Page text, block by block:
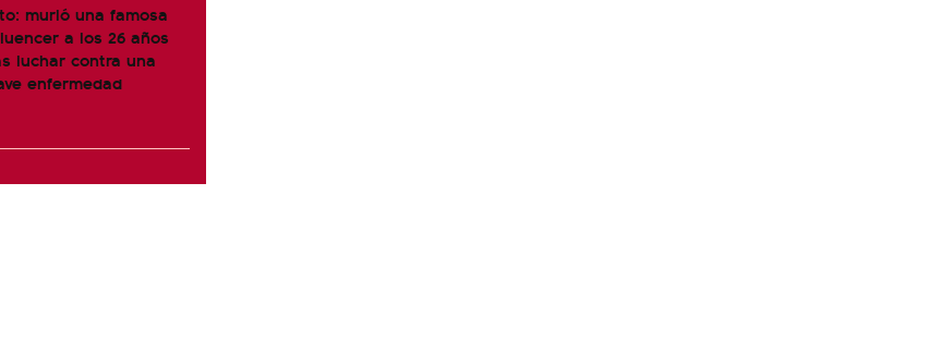
murió una famosa
a los 26 años
luchar contra una
enfermedad